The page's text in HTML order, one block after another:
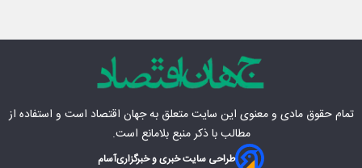
تمام حقوق مادی‌ و معنوی این سایت متعلق بهجهان اقتصاد است و استفاده از
مطالب با ذکر منبع بلامانع است.
طراحی سایت خبری و خبرگزاریآسام